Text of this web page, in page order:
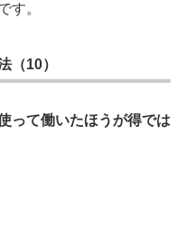
す。
（10）
って働いたほうが得では